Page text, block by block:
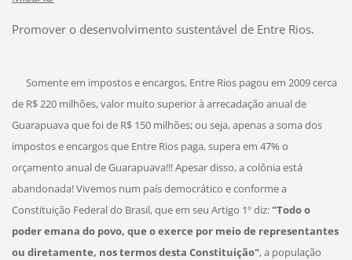
Promover o desenvolvimento sustentável de Entre Rios.
Somente em impostos e encargos, Entre Rios pagou em 2009 cerca
de R$ 220 milhões, valor muito superior à arrecadação anual de
Guarapuava que foi de R$ 150 milhões; ou seja, apenas a soma dos
impostos e encargos que Entre Rios paga, supera em 47% o
orçamento anual de Guarapuava!!!Apesar disso, a colônia está
abandonada! Vivemos num país democrático e conforme a
Constituição Federal do Brasil, que em seu Artigo 1º diz: "Todo o
poder emana do povo, que o exerce por meio de representantes
ou diretamente, nos termos desta Constituição", a população